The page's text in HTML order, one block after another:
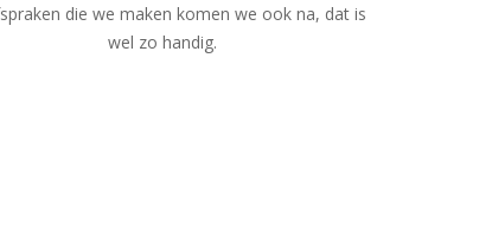
die we maken komen we ook na, dat is
wel zo handig.